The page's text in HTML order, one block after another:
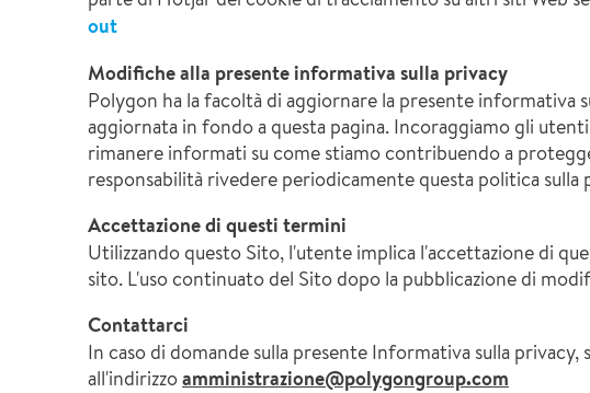
out
Modifiche alla presente informativa sulla privacy
Polygon ha la facoltà di aggiornare la presente informativa
aggiornata in fondo a questa pagina. Incoraggiamo gli
rimanere informati su come stiamo contribuendo a
responsabilità rivedere periodicamente questa politica
Accettazione di questi termini
Utilizzando questo Sito, l'utente implica l'accettazione di
sito. L'uso continuato del Sito dopo la pubblicazione di
Contattarci
In caso di domande sulla presente Informativa sulla
all'indirizzoamministrazione@polygongroup.com